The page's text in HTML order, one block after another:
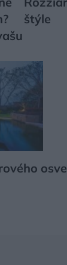
štýle